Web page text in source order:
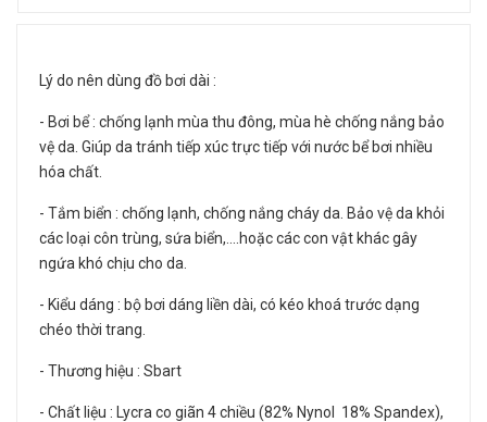
Lý do nên dùng đồ bơi dài :
- Bơi bể : chống lạnh mùa thu đông, mùa hè chống nắng bảo
vệ da. Giúp da tránh tiếp xúc trực tiếp với nước bể bơi nhiều
hóa chất.
- Tắm biển : chống lạnh, chống nắng cháy da. Bảo vệ da khỏi
các loại côn trùng, sứa biển,....hoặc các con vật khác gây
ngứa khó chịu cho da.
- Kiểu dáng : bộ bơi dáng liền dài, có kéo khoá trước dạng
chéo thời trang.
- Thương hiệu : Sbart
- Chất liệu : Lycra co giãn 4 chiều (82% Nynol 18% Spandex),